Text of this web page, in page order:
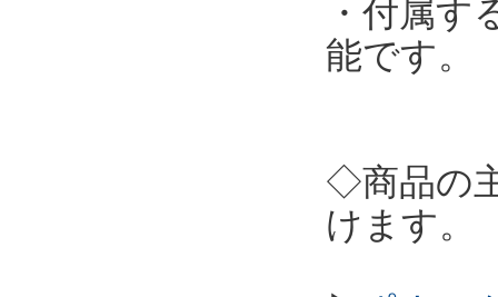
・付属
能です。
◇商品の
けます。